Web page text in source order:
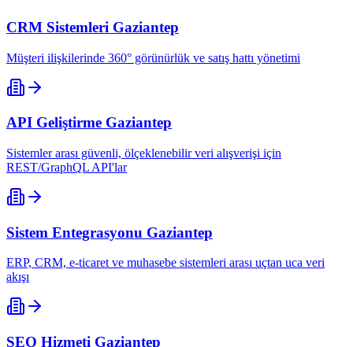
CRM Sistemleri Gaziantep
Müşteri ilişkilerinde 360° görünürlük ve satış hattı yönetimi
API Geliştirme Gaziantep
Sistemler arası güvenli, ölçeklenebilir veri alışverişi için
REST/GraphQL API'lar
Sistem Entegrasyonu Gaziantep
ERP, CRM, e-ticaret ve muhasebe sistemleri arası uçtan uca veri
akışı
SEO Hizmeti Gaziantep